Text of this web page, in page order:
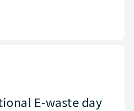
を 以前は結
E-waste day